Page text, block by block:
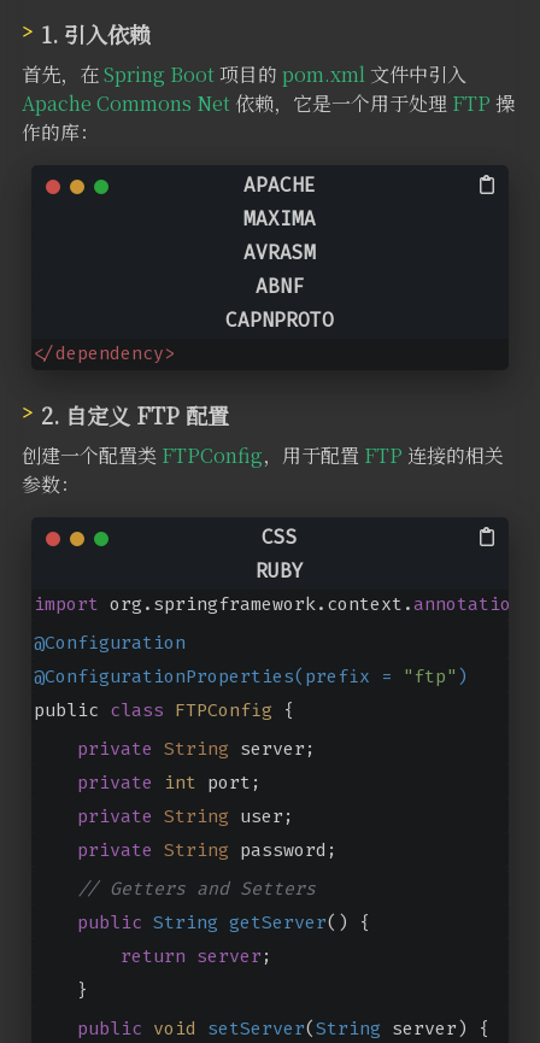
1. 引入依赖
首先，在Spring Boot项目的 pom.xml文件中引入
Apache Commons Net依赖，它是一个用于处理 FTP 操
作的库：
commons-net</groupId
commons-net
0</version>
</dependency>
2. 自定义 FTP 配置
创建一个配置类 FTPConfig，用于配置 FTP 连接的相关
参数：
import org.springframework.boot.
import org.springframework.context.annotation
@Configuration
@ConfigurationProperties(prefix = "ftp" )
public class FTPConfig {
private String server;
private
int port;
private String user;
private String password;
// Getters and Setters
public String getServer( ) {
return server ;
    }
public void setServer(String server) {